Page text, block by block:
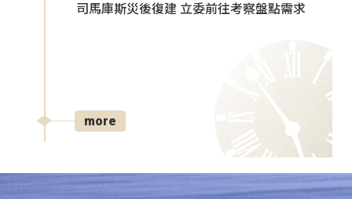
司馬庫斯災後復建 立委前往考察盤點需求
more